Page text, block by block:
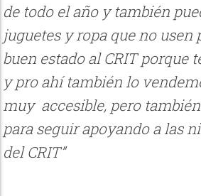
de todo el año y también
juguetes y ropa que no usen
buen estado al CRIT porque
y pro ahí también lo
muy accesible, pero
para seguir apoyando a las
del CRIT”